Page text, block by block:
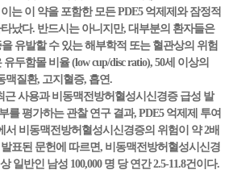
는 이 약을 포함한 모든 PDE5 억제제와 잠정적
났다. 반드시는 아니지만, 대부분의 환자들은
유발할 수 있는 해부학적 또는 혈관상의 위험
두함몰 비율 (low cup/disc ratio), 50세 이상의
맥질환, 고지혈증, 흡연.
근 사용과 비동맥전방허혈성시신경증 급성 발
를 평가하는 관찰 연구 결과, PDE5 억제제 투여
서 비동맥전방허혈성시신경증의 위험이 약 2배
표된 문헌에 따르면, 비동맥전방허혈성시신경
일반인 남성 100,000 명 당 연간 2.5-11.8건이다.